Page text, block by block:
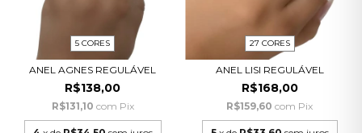
5 CORES
ANEL AGNES REGULÁVEL
R$138,00
R$131,10 com Pix
27 CORES
ANEL LISI REGULÁVEL
R$168,00
R$159,60 com Pix